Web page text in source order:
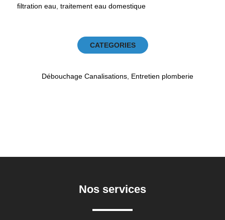
filtration eau traitement eau domestique
CATEGORIES
Débouchage Canalisations, Entretien plomberie
Nos services